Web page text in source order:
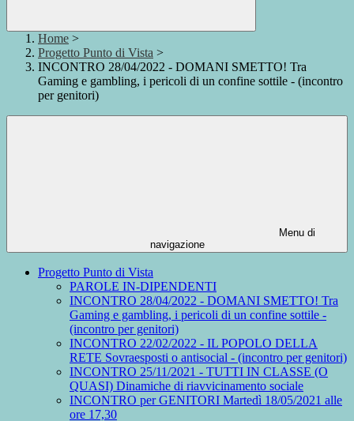
Home >
Progetto Punto di Vista >
INCONTRO 28/04/2022 - DOMANI SMETTO! Tra
Gaming e gambling, i pericoli di un confine sottile - (incontro
per genitori)
Menu di
navigazione
Progetto Punto di Vista
PAROLE IN-DIPENDENTI
INCONTRO 28/04/2022 - DOMANI SMETTO! Tra
Gaming e gambling, i pericoli di un confine sottile -
(incontro per genitori)
INCONTRO 22/02/2022 - IL POPOLO DELLA
RETE Sovraesposti o antisocial - (incontro per genitori)
INCONTRO 25/11/2021 - TUTTI IN CLASSE (O
QUASI) Dinamiche di riavvicinamento sociale
INCONTRO per GENITORI Martedì 18/05/2021 alle
ore 17,30